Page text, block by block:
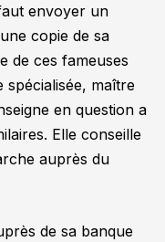
envoyer un
copie de sa
de ces fameuses
spécialisée, maître
en question a
Elle conseille
auprès du
de sa banque